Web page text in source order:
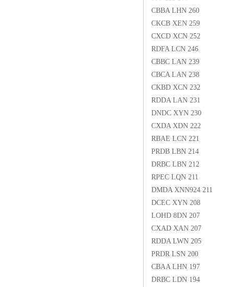
CBBA LHN 260
CKCB XEN 259
CXCD XCN 252
RDFA LCN 246
CBBC LAN 239
CBCA LAN 238
CKBD XCN 232
RDDA LAN 231
DNDC XYN 230
CXDA XDN 222
RBAE LCN 221
PRDB LBN 214
DRBC LBN 212
RPEC LQN 211
DMDA XNN924 211
DCEC XYN 208
LOHD 8DN 207
CXAD XAN 207
RDDA LWN 205
PRDR LSN 200
CBAA LHN 197
DRBC LDN 194